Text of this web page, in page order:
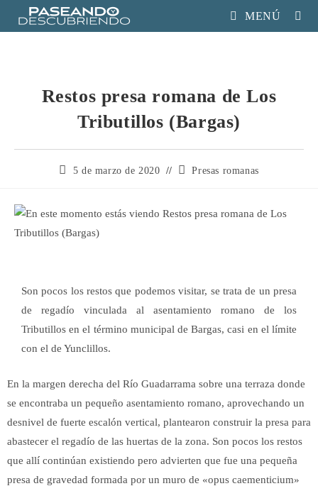
MENÚ
Restos presa romana de Los
Tributillos (Bargas)
5 de marzo de 2020 Presas romanas
Son pocos los restos que podemos visitar, se trata de un presa
de regadío vinculada al asentamiento romano de los
Tributillos en el término municipal de Bargas, casi en el límite
con el de Yunclillos.
En la margen derecha del Río Guadarrama sobre una terraza donde
se encontraba un pequeño asentamiento romano, aprovechando un
desnivel de fuerte escalón vertical, plantearon construir la presa para
abastecer el regadío de las huertas de la zona. Son pocos los restos
que allí continúan existiendo pero advierten que fue una pequeña
presa de gravedad formada por un muro de «opus caementicium»